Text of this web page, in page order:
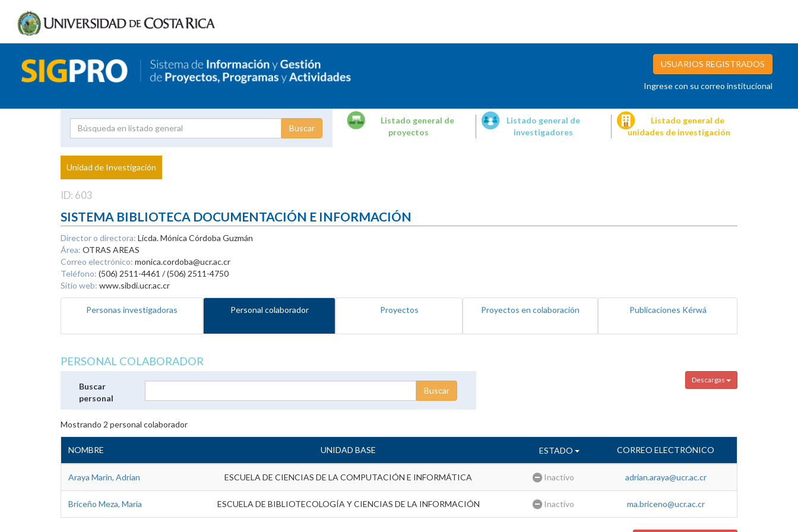
USUARIOS REGISTRADOS
Ingrese con su correo institucional
Proyecto
Investigador
Listado general de
proyectos
Listado general de
investigadores
Listado general de
unidades de investigación
Unidad de Investigación
ID: 603
SISTEMA BIBLIOTECA DOCUMENTACIÓN E INFORMACIÓN
Director o directora: Licda. Mónica Córdoba Guzmán
Área: OTRAS AREAS
Correo electrónico: monica.cordoba@ucr.ac.cr
Teléfono: (506) 2511-4461 / (506) 2511-4750
Sitio web: www.sibdi.ucr.ac.cr
Personas investigadoras Personal colaborador Proyectos Proyectos en colaboración Publicaciones Kérwá
PERSONAL COLABORADOR
Descargas
Buscar
personal
Mostrando 2 personal colaborador
NOMBRE UNIDAD BASE ESTADO CORREO ELECTRÓNICO
Araya Marin, Adrian ESCUELA DE CIENCIAS DE LA COMPUTACIÓN E INFORMÁTICA Inactivo adrian.araya@ucr.ac.cr
Briceño Meza, Maria ESCUELA DE BIBLIOTECOLOGÍA Y CIENCIAS DE LA INFORMACIÓN Inactivo ma.briceno@ucr.ac.cr